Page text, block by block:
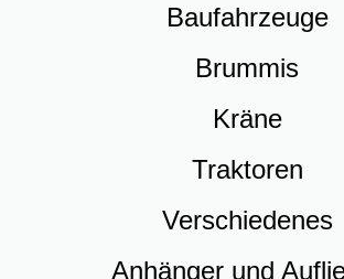
Baufahrzeuge
Brummis
Kräne
Traktoren
Verschiedenes
Anhänger und